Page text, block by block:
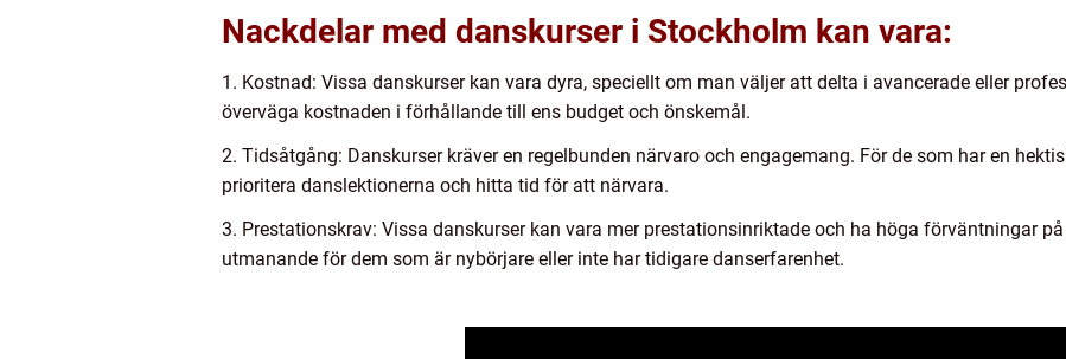
Nackdelar med danskurser i Stockholm kan vara:
1. Kostnad: Vissa danskurser kan vara dyra, speciellt om man väljer att delta i avancerade eller
överväga kostnaden i förhållande till ens budget och önskemål.
2. Tidsåtgång: Danskurser kräver en regelbunden närvaro och engagemang. För de som har en
prioritera danslektionerna och hitta tid för att närvara.
3. Prestationskrav: Vissa danskurser kan vara mer prestationsinriktade och ha höga förväntningar
utmanande för dem som är nybörjare eller inte har tidigare danserfarenhet.